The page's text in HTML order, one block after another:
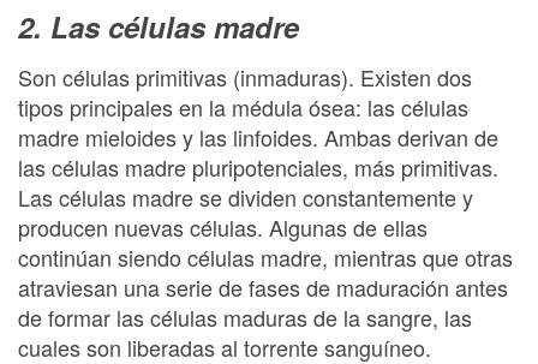
2. Las células madre
Son células primitivas (inmaduras). Existen dos
tipos principales en la médula ósea: las células
madre mieloides y las linfoides. Ambas derivan de
las células madre pluripotenciales, más primitivas.
Las células madre se dividen constantemente y
producen nuevas células. Algunas de ellas
continúan siendo células madre, mientras que otras
atraviesan una serie de fases de maduración antes
de formar las células maduras de la sangre, las
cuales son liberadas al torrente sanguíneo.